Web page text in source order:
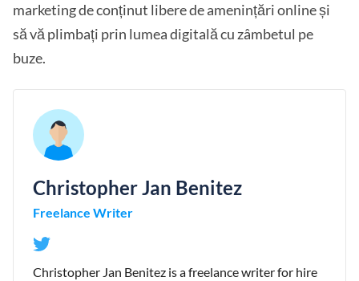
marketing de conținut libere de amenințări online și
să vă plimbați prin lumea digitală cu zâmbetul pe
buze.
Christopher Jan Benitez
Freelance Writer
Christopher Jan Benitez is a freelance writer for hire